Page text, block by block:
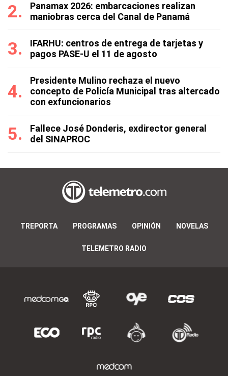
Panamax 2026: embarcaciones realizan
maniobras cerca del Canal de Panamá
IFARHU: centros de entrega de tarjetas y
pagos PASE-U el 11 de agosto
Presidente Mulino rechaza el nuevo
concepto de Policía Municipal tras altercado
con exfuncionarios
Fallece José Donderis, exdirector general
del SINAPROC
TREPORTA PROGRAMAS OPINIÓN NOVELAS
TELEMETRO RADIO